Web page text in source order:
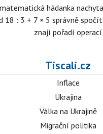
hádanka
18 : 3 + 7 × 5 správně
znají pořadí operací
Tiscali.cz
Inflace
Ukrajina
Válka na Ukrajině
Migrační politika